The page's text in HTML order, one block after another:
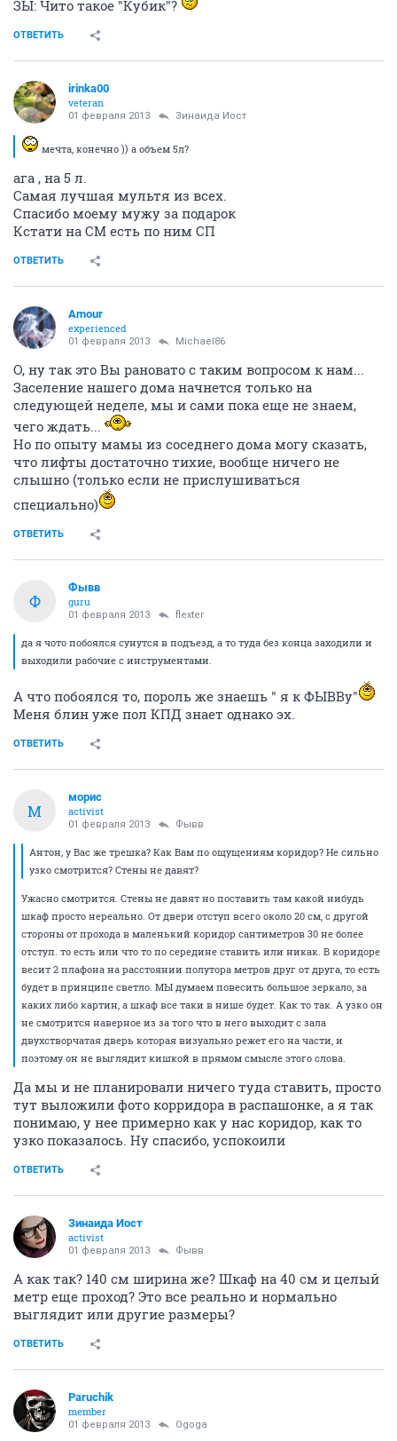
ЗЫ: Чито такое "Кубик"?
ОТВЕТИТЬ
irinka00
veteran
01 февраля 2013 Зинаида Иост
мечта, конечно )) а объем 5л?
ага , на 5 л.
Самая лучшая мультя из всех.
Спасибо моему мужу за подарок
Кстати на СМ есть по ним СП
ОТВЕТИТЬ
Аmоur
experienced
01 февраля 2013 Michael86
О, ну так это Вы рановато с таким вопросом к нам...
Заселение нашего дома начнется только на
следующей неделе, мы и сами пока еще не знаем,
чего ждать...
Но по опыту мамы из соседнего дома могу сказать,
что лифты достаточно тихие, вообще ничего не
слышно (только если не прислушиваться
специально)
ОТВЕТИТЬ
Ф
Фывв
guru
01 февраля 2013 flexter
да я чото побоялся сунутся в подъезд, а то туда без конца заходили и
выходили рабочие с инструментами.
А что побоялся то, пороль же знаешь " я к ФЫВВу"
Меня блин уже пол КПД знает однако эх.
ОТВЕТИТЬ
М
морис
activist
01 февраля 2013 Фывв
Антон, у Вас же трешка? Как Вам по ощущениям коридор? Не сильно
узко смотрится? Стены не давят?
Ужасно смотрится. Стены не давят но поставить там какой нибудь
шкаф просто нереально. От двери отступ всего около 20 см, с другой
стороны от прохода в маленький коридор сантиметров 30 не более
отступ. то есть или что то по середине ставить или никак. В коридоре
весит 2 плафона на расстоянии полутора метров друг от друга, то есть
будет в принципе светло. МЫ думаем повесить большое зеркало, за
каких либо картин, а шкаф все таки в нише будет. Как то так. А узко он
не смотрится наверное из за того что в него выходит с зала
двухстворчатая дверь которая визуально режет его на части, и
поэтому он не выглядит кишкой в прямом смысле этого слова.
Да мы и не планировали ничего туда ставить, просто
тут выложили фото корридора в распашонке, а я так
понимаю, у нее примерно как у нас коридор, как то
узко показалось. Ну спасибо, успокоили
ОТВЕТИТЬ
Зинаида Иост
activist
01 февраля 2013 Фывв
А как так? 140 см ширина же? Шкаф на 40 см и целый
метр еще проход? Это все реально и нормально
выглядит или другие размеры?
ОТВЕТИТЬ
Paruchik
member
01 февраля 2013 Ogoga